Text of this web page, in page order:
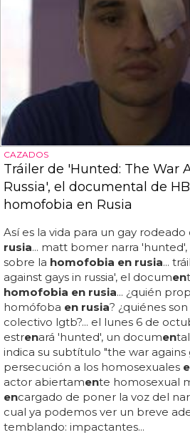
CAZADOS
Tráiler de 'Hunted: The War
Russia', el documental de
homofobia en Rusia
Así es la vida para un gay rodeado
rusia... matt bomer narra
sobre la homofobia en rusia...
against gays in russia', el documen
homofobia en rusia... ¿quién
homófoba en rusia? ¿quiénes
colectivo lgtb?... el lunes 6 de
estrenará 'hunted', un documen
indica su subtítulo "the war agains
persecución a los homosexuales
actor abiertamente homosexual
encargado de poner la voz del
cual ya podemos ver un breve
temblando: impactantes...